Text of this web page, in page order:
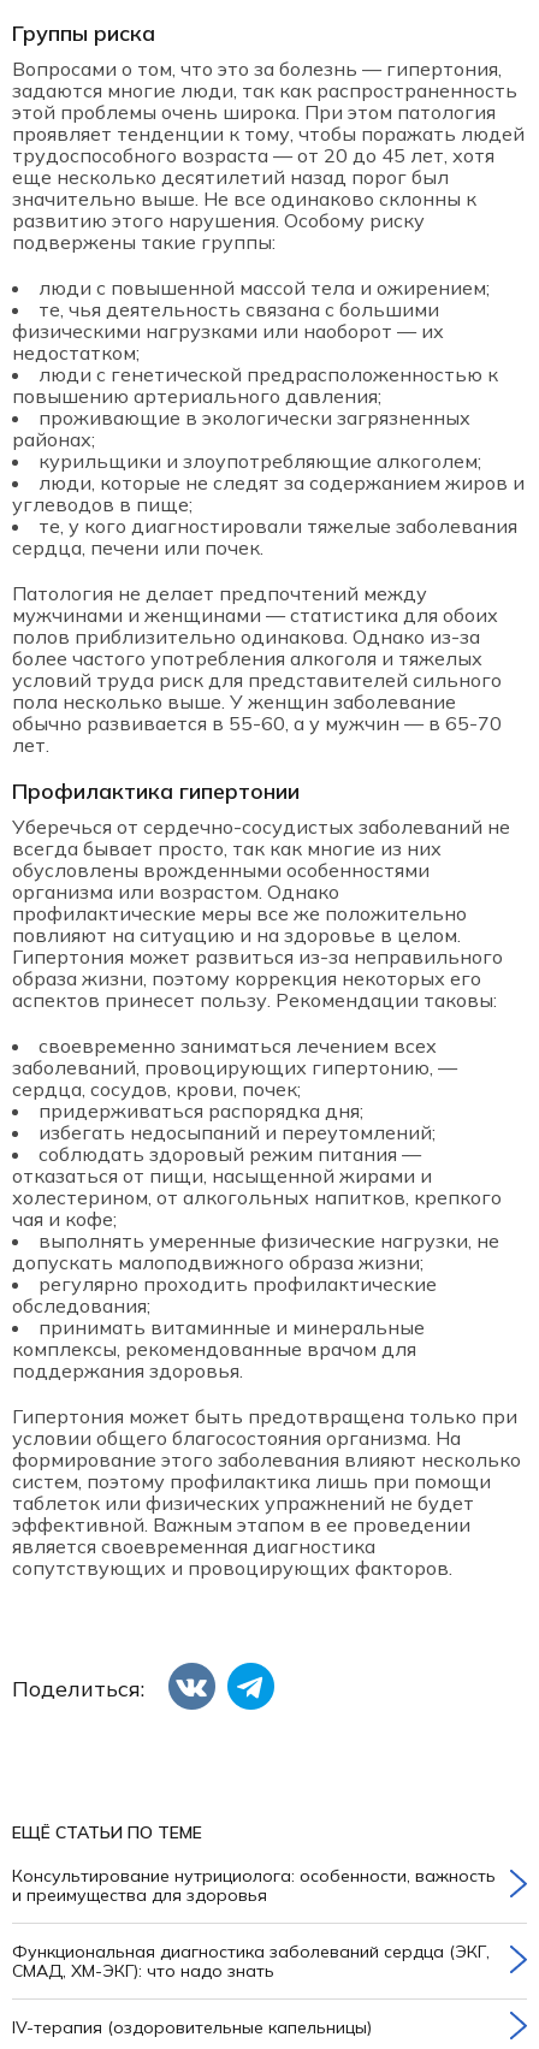
Группы риска
Вопросами о том, что это за болезнь — гипертония,
задаются многие люди, так как распространенность
этой проблемы очень широка. При этом патология
проявляет тенденции к тому, чтобы поражать людей
трудоспособного возраста — от 20 до 45 лет, хотя
еще несколько десятилетий назад порог был
значительно выше. Не все одинаково склонны к
развитию этого нарушения. Особому риску
подвержены такие группы:
люди с повышенной массой тела и ожирением;
те, чья деятельность связана с большими
физическими нагрузками или наоборот — их
недостатком;
люди с генетической предрасположенностью к
повышению артериального давления;
проживающие в экологически загрязненных
районах;
курильщики и злоупотребляющие алкоголем;
люди, которые не следят за содержанием жиров и
углеводов в пище;
те, у кого диагностировали тяжелые заболевания
сердца, печени или почек.
Патология не делает предпочтений между
мужчинами и женщинами — статистика для обоих
полов приблизительно одинакова. Однако из-за
более частого употребления алкоголя и тяжелых
условий труда риск для представителей сильного
пола несколько выше. У женщин заболевание
обычно развивается в 55-60, а у мужчин — в 65-70
лет.
Профилактика гипертонии
Уберечься от сердечно-сосудистых заболеваний не
всегда бывает просто, так как многие из них
обусловлены врожденными особенностями
организма или возрастом. Однако
профилактические меры все же положительно
повлияют на ситуацию и на здоровье в целом.
Гипертония может развиться из-за неправильного
образа жизни, поэтому коррекция некоторых его
аспектов принесет пользу. Рекомендации таковы:
своевременно заниматься лечением всех
заболеваний, провоцирующих гипертонию, —
сердца, сосудов, крови, почек;
придерживаться распорядка дня;
избегать недосыпаний и переутомлений;
соблюдать здоровый режим питания —
отказаться от пищи, насыщенной жирами и
холестерином, от алкогольных напитков, крепкого
чая и кофе;
выполнять умеренные физические нагрузки, не
допускать малоподвижного образа жизни;
регулярно проходить профилактические
обследования;
принимать витаминные и минеральные
комплексы, рекомендованные врачом для
поддержания здоровья.
Гипертония может быть предотвращена только при
условии общего благосостояния организма. На
формирование этого заболевания влияют несколько
систем, поэтому профилактика лишь при помощи
таблеток или физических упражнений не будет
эффективной. Важным этапом в ее проведении
является своевременная диагностика
сопутствующих и провоцирующих факторов.
Поделиться:
ЕЩЁ СТАТЬИ ПО ТЕМЕ
Консультирование нутрициолога: особенности, важность
и преимущества для здоровья
Функциональная диагностика заболеваний сердца (ЭКГ,
СМАД, ХМ-ЭКГ): что надо знать
IV-терапия (оздоровительные капельницы)